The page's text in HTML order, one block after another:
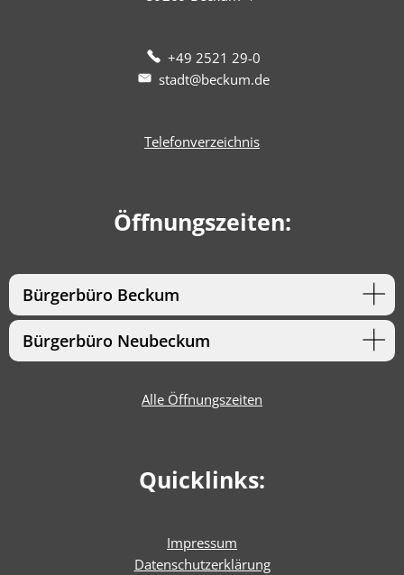
+49 2521 29-0
stadt@beckum.de
Telefonverzeichnis
Öffnungszeiten:
Bürgerbüro Beckum
Bürgerbüro Neubeckum
Alle Öffnungszeiten
Quicklinks:
Impressum
Datenschutzerklärung